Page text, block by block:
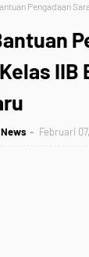
Pengadaan
Februari